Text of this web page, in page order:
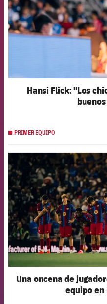
Hansi Flick: "Los
PRIMER EQUIPO
Una oncena de
equipo en